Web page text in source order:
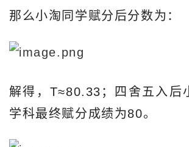
那么小淘同学赋分后分数为：
解得，T≈80.33；四舍五入后
学科最终赋分成绩为80。